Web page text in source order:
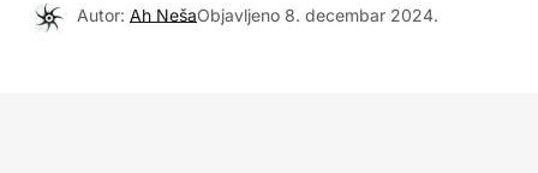
Autor: Ah NešaObjavljeno 8. decembar 2024.